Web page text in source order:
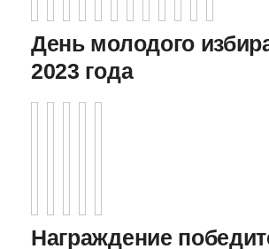
День молодого
2023 года
Награждение